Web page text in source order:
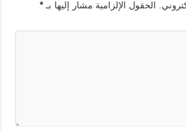
الحقول الإلزامية مشار إليها بـ*